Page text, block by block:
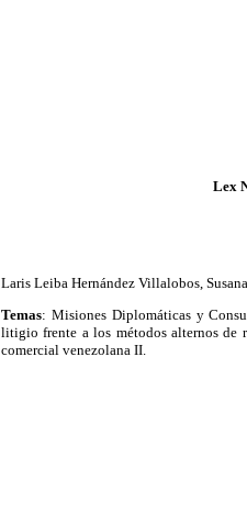
Lex
Laris Leiba Hernández Villalobos,
Temas: Misiones Diplomáticas y
litigio frente a los métodos alternos de
comercial venezolana II.